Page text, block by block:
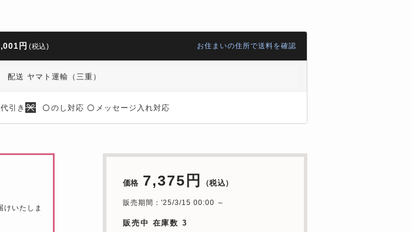
円 (税込) お住まいの住所で送料を確認
配送 ヤマト運輸（三重）
代引き 〇 のし対応 〇 メッセージ入れ対応
価格 7,375円 （税込）
販売期間：'25/3/15 00:00 ～
販売中 在庫数 3
いたしま